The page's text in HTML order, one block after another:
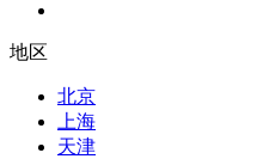
地区
北京
上海
天津